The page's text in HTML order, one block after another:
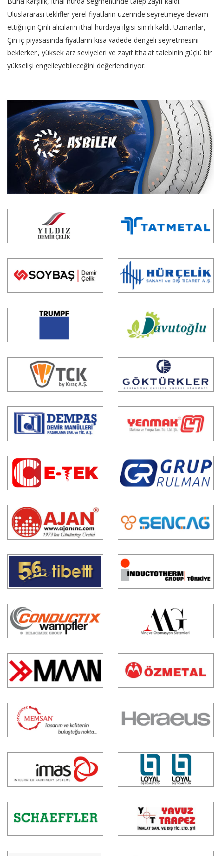
Uluslararası teklifler yerel fiyatların üzerinde seyretmeye devam
ettiği için Çinli alıcıların ithal hurdaya ilgisi sınırlı kaldı. Uzmanlar,
Çin iç piyasasında fiyatların kısa vadede dengeli seyretmesini
beklerken, yüksek arz seviyeleri ve zayıf ithalat talebinin güçlü bir
yükselişi engelleyebileceğini değerlendiriyor.